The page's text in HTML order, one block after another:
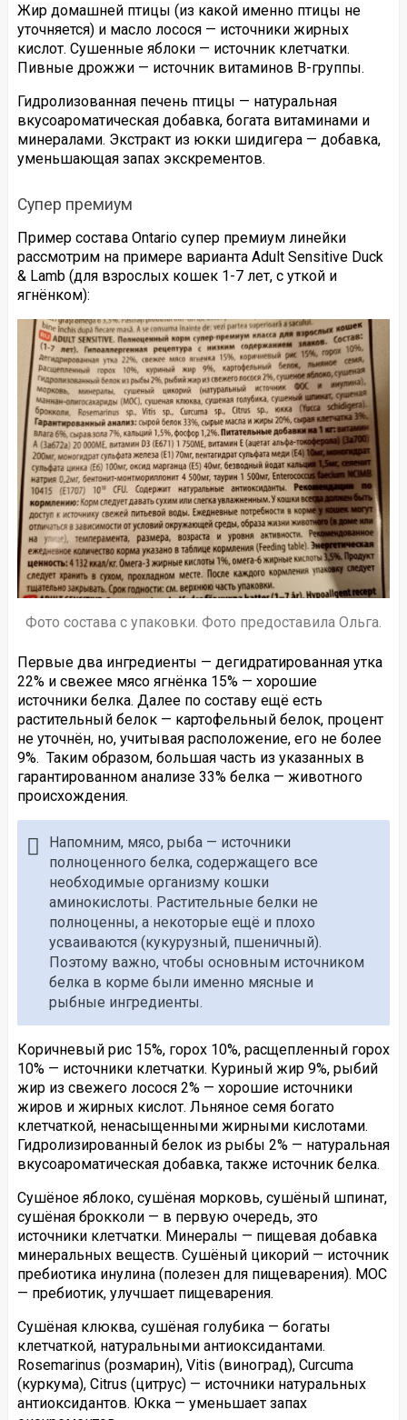
Жир домашней птицы (из какой именно птицы не
уточняется) и масло лосося — источники жирных
кислот. Сушенные яблоки — источник клетчатки.
Пивные дрожжи — источник витаминов B-группы.
Гидролизованная печень птицы — натуральная
вкусоароматическая добавка, богата витаминами и
минералами. Экстракт из юкки шидигера — добавка,
уменьшающая запах экскрементов.
Супер премиум
Пример состава Ontario супер премиум линейки
рассмотрим на примере варианта Adult Sensitive Duck
& Lamb (для взрослых кошек 1-7 лет, с уткой и
ягнёнком):
Фото состава с упаковки. Фото предоставила Ольга.
Первые два ингредиенты — дегидратированная утка
22% и свежее мясо ягнёнка 15% — хорошие
источники белка. Далее по составу ещё есть
растительный белок — картофельный белок, процент
не уточнён, но, учитывая расположение, его не более
9%. Таким образом, большая часть из указанных в
гарантированном анализе 33% белка — животного
происхождения.
Напомним, мясо, рыба — источники
полноценного белка, содержащего все
необходимые организму кошки
аминокислоты. Растительные белки не
полноценны, а некоторые ещё и плохо
усваиваются (кукурузный, пшеничный).
Поэтому важно, чтобы основным источником
белка в корме были именно мясные и
рыбные ингредиенты.
Коричневый рис 15%, горох 10%, расщепленный горох
10% — источники клетчатки. Куриный жир 9%, рыбий
жир из свежего лосося 2% — хорошие источники
жиров и жирных кислот. Льняное семя богато
клетчаткой, ненасыщенными жирными кислотами.
Гидролизированный белок из рыбы 2% — натуральная
вкусоароматическая добавка, также источник белка.
Сушёное яблоко, сушёная морковь, сушёный шпинат,
сушёная брокколи — в первую очередь, это
источники клетчатки. Минералы — пищевая добавка
минеральных веществ. Сушёный цикорий — источник
пребиотика инулина (полезен для пищеварения). МОС
— пребиотик, улучшает пищеварения.
Сушёная клюква, сушёная голубика — богаты
клетчаткой, натуральными антиоксидантами.
Rosemarinus (розмарин), Vitis (виноград), Curcuma
(куркума), Citrus (цитрус) — источники натуральных
антиоксидантов. Юкка — уменьшает запах